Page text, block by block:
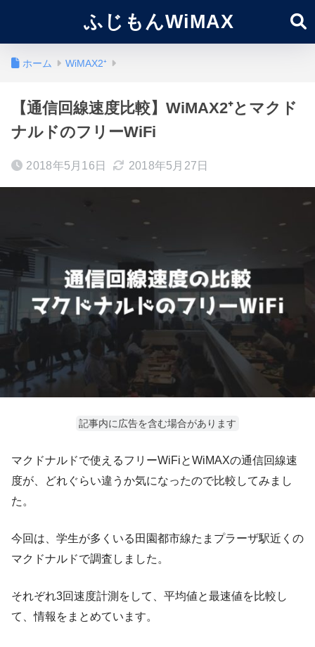
ふじもんWiMAX
ホーム WiMAX2⁺
【通信回線速度比較】WiMAX2⁺とマクド
ナルドのフリーWiFi
2018年5月16日 2018年5月27日
記事内に広告を含む場合があります
マクドナルドで使えるフリーWiFiとWiMAXの通信回線速
度が、どれぐらい違うか気になったので比較してみまし
た。
今回は、学生が多くいる田園都市線たまプラーザ駅近くの
マクドナルドで調査しました。
それぞれ3回速度計測をして、平均値と最速値を比較し
て、情報をまとめています。